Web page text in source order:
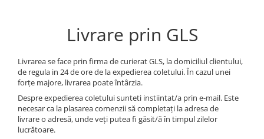
Livrare prin GLS
Livrarea se face prin firma de curierat GLS, la domiciliul clientului,
de regula in 24 de ore de la expedierea coletului. În cazul unei
forțe majore, livrarea poate întârzia.
Despre expedierea coletului sunteti instiintat/a prin e-mail. Este
necesar ca la plasarea comenzii să completați la adresa de
livrare o adresă, unde veți putea fi găsit/ă în timpul zilelor
lucrătoare.